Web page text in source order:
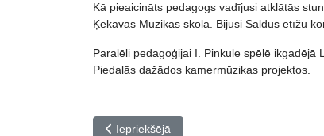
Kā pieaicināts pedagogs vadījusi atklātās
Ķekavas Mūzikas skolā. Bijusi Saldus etīžu
Paralēli pedagoģijai I. Pinkule spēlē
Piedalās dažādos kamermūzikas projektos.
Iepriekšējais raksts: Pedagogu
Iepriekšējā